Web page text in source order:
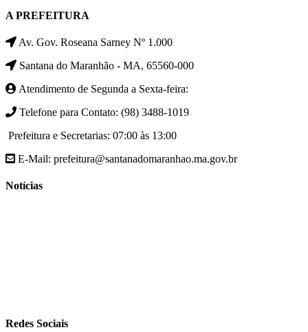
A PREFEITURA
Av. Gov. Roseana Sarney Nº 1.000
Santana do Maranhão - MA, 65560-000
Atendimento de Segunda a Sexta-feira:
Telefone para Contato: (98) 3488-1019
Prefeitura e Secretarias: 07:00 às 13:00
E-Mail: prefeitura@santanadomaranhao.ma.gov.br
Notícias
Redes Sociais